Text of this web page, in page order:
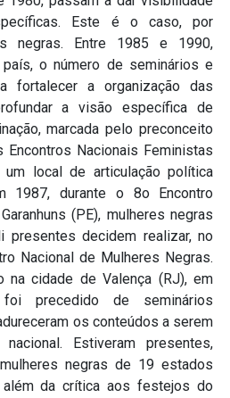
Este é o caso, por
negras. Entre 1985 e 1990,
o número de seminários e
fortalecer a organização das
a visão específica de
marcada pelo preconceito
Encontros Nacionais Feministas
local de articulação política
1987, durante o 8o Encontro
(PE), mulheres negras
decidem realizar, no
Nacional de Mulheres Negras.
na cidade de Valença (RJ), em
precedido de seminários
os conteúdos a serem
Estiveram presentes,
negras de 19 estados
além da crítica aos festejos do